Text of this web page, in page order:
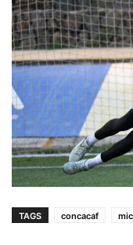
TAGS concacaf